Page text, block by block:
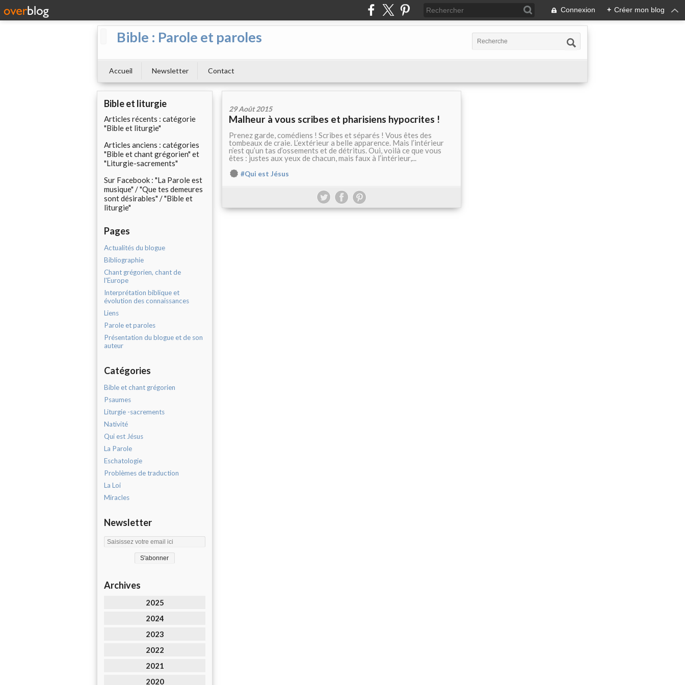
Connexion + Créer mon blog
Bible : Parole et paroles
Accueil Newsletter Contact
Bible et liturgie
Articles récents : catégorie
"Bible et liturgie"
Articles anciens : catégories
"Bible et chant grégorien" et
"Liturgie-sacrements"
Sur Facebook : "La Parole est
musique" / "Que tes demeures
sont désirables" / "Bible et
liturgie"
Pages
Actualités du blogue
Bibliographie
Chant grégorien, chant de
l'Europe
Interprétation biblique et
évolution des connaissances
Liens
Parole et paroles
Présentation du blogue et de son
auteur
Catégories
Bible et chant grégorien
Psaumes
Liturgie -sacrements
Nativité
Qui est Jésus
La Parole
Eschatologie
Problèmes de traduction
La Loi
Miracles
Newsletter
Archives
2025
2024
2023
2022
2021
2020
29 Août 2015
Malheur à vous scribes et pharisiens hypocrites !
Prenez garde, comédiens ! Scribes et séparés ! Vous êtes des
tombeaux de craie. L’extérieur a belle apparence. Mais l’intérieur
n’est qu’un tas d’ossements et de détritus. Oui, voilà ce que vous
êtes : justes aux yeux de chacun, mais faux à l’intérieur,...
#Qui est Jésus